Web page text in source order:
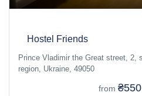
Hostel Friends
Prince Vladimir the Great street, 2,
region, Ukraine, 49050
from ₴550